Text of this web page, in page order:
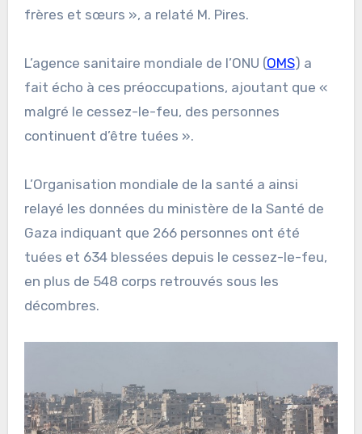
frères et sœurs », a relaté M. Pires.
L’agence sanitaire mondiale de l’ONU (OMS) a
fait écho à ces préoccupations, ajoutant que «
malgré le cessez-le-feu, des personnes
continuent d’être tuées ».
L’Organisation mondiale de la santé a ainsi
relayé les données du ministère de la Santé de
Gaza indiquant que 266 personnes ont été
tuées et 634 blessées depuis le cessez-le-feu,
en plus de 548 corps retrouvés sous les
décombres.